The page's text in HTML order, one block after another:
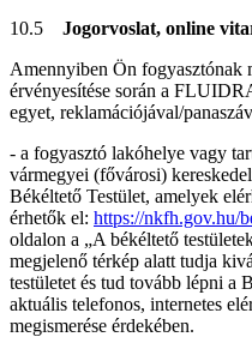
10.5 Jogorvoslat, online
Amennyiben Ön fogyasztónak
érvényesítése során a
egyet, reklamációjával/
- a fogyasztó lakóhelye vagy
vármegyei (fővárosi)
Békéltető Testület, amelyek
érhetők el: https://nkfh.gov.hu/
oldalon a „A békéltető
megjelenő térkép alatt tudja
testületet és tud tovább lépni a
aktuális telefonos, internetes
megismerése érdekében.